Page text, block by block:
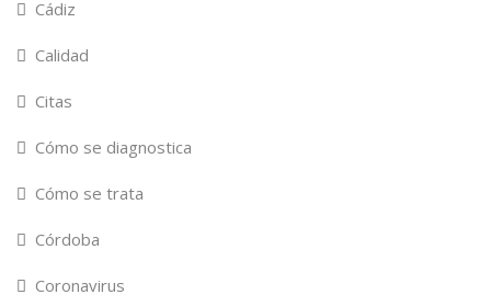
Cádiz
Calidad
Citas
Cómo se diagnostica
Cómo se trata
Córdoba
Coronavirus